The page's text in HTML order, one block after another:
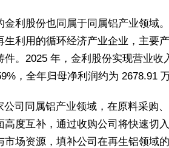
金利股份也同属于同属铝产业领域
生利用的循环经济产业企业，主要
。2025 年，金利股份实现营业收
，全年归母净利润约为 2678.91 万
公司同属铝产业领域，在原料采购
高度互补，通过收购公司将快速切
场资源，填补公司在再生铝领域的